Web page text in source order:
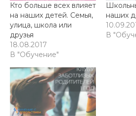
Кто больше всех влияет
на наших детей. Семья,
улица, школа или
друзья
18.08.2017
В "Обучение"
наших
В